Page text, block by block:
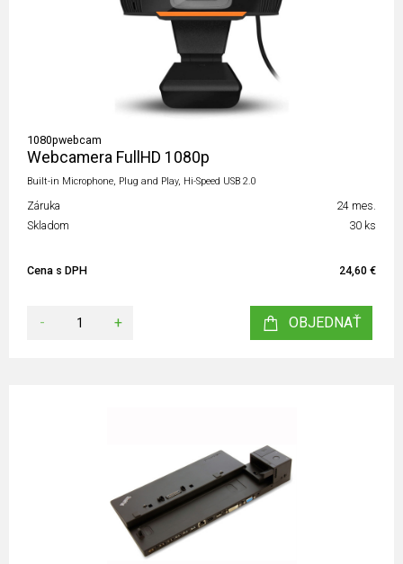
1080pwebcam
Webcamera FullHD 1080p
Built-in Microphone, Plug and Play, Hi-Speed USB 2.0
Záruka
24 mes.
Skladom
30 ks
Cena s DPH 24,60 €
- + OBJEDNAŤ